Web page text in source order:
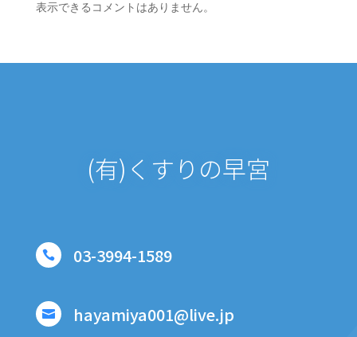
表示できるコメントはありません。
(有)くすりの早宮
 03-3994-1589
 hayamiya001@live.jp